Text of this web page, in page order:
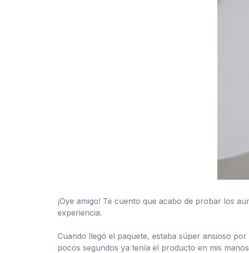
¡Oye amigo! Te cuento que acabo de probar los
experiencia.
Cuando llegó el paquete, estaba súper ansioso
pocos segundos ya tenía el producto en mis